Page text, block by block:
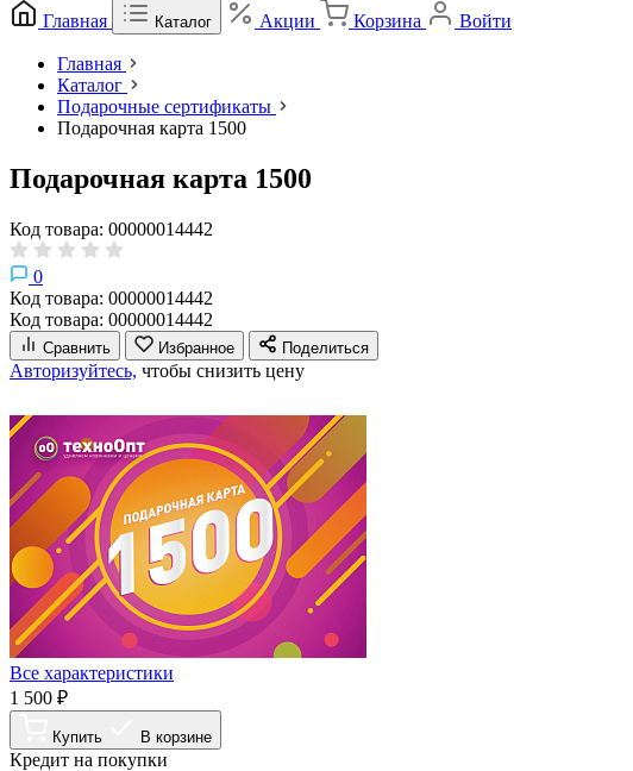
Главная Каталог Акции Корзина Войти
Главная
Каталог
Подарочные сертификаты
Подарочная карта 1500
Подарочная карта 1500
Код товара: 00000014442
0
Код товара: 00000014442
Код товара: 00000014442
Сравнить Избранное Поделиться
Авторизуйтесь, чтобы снизить цену
Все характеристики
1 500 ₽
Купить В корзине
Кредит на покупки